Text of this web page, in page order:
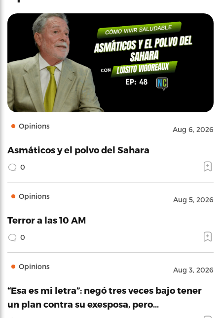
Opinions Aug 6, 2026
Asmáticos y el polvo del Sahara
0
Opinions Aug 5, 2026
Terror a las 10 AM
0
Opinions Aug 3, 2026
“Esa es mi letra”: negó tres veces bajo tener
un plan contra su exesposa, pero…